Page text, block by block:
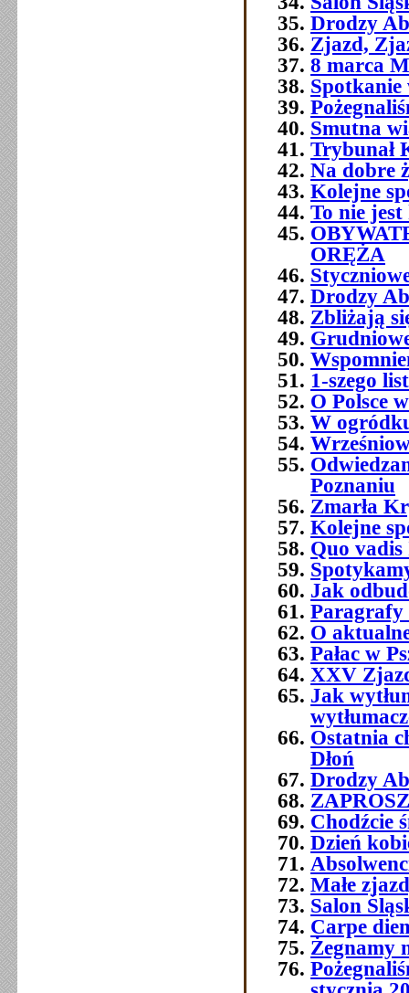
Drodzy
Zjazd,
8 marca
Spotkanie
Smutna
Trybunał
Na dobre
Kolejne
To nie
ORĘŻA
Drodzy
Zbliżają
1-szego
O Polsce
W
Poznaniu
Zmarła
Kolejne
Quo vadis
Jak
Paragrafy
O
Pałac w
XXV
Jak
Ostatnia
Dłoń
Drodzy
Chodźcie
Dzień
Małe
Salon
Carpe
Żegnamy